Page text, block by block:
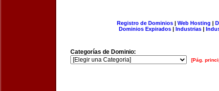
Registro de Dominios| Web Hosting |
Dominios Expirados | Industrias |
Categorías de Dominio:
[Pág.